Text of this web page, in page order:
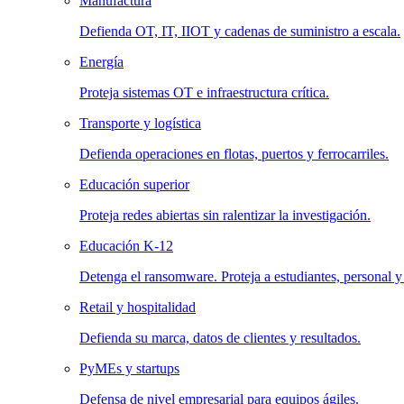
Defienda OT, IT, IIOT y cadenas de suministro a escala.
Energía
Proteja sistemas OT e infraestructura crítica.
Transporte y logística
Defienda operaciones en flotas, puertos y ferrocarriles.
Educación superior
Proteja redes abiertas sin ralentizar la investigación.
Educación K-12
Detenga el ransomware. Proteja a estudiantes, personal y
Retail y hospitalidad
Defienda su marca, datos de clientes y resultados.
PyMEs y startups
Defensa de nivel empresarial para equipos ágiles.